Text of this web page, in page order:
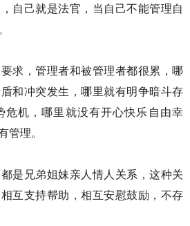
自己就是法官，当自己不能管理自
求，管理者和被管理者都很累，哪
和冲突发生，哪里就有明争暗斗存
危机，哪里就没有开心快乐自由幸
理。
是兄弟姐妹亲人情人关系，这种关
互支持帮助，相互安慰鼓励，不存